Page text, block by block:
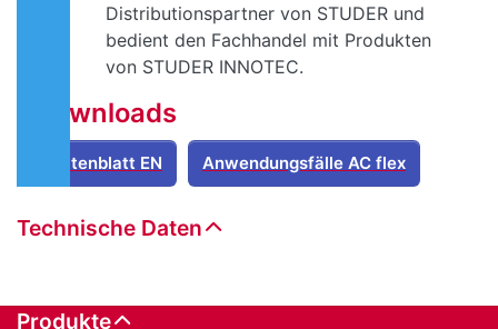
Distributionspartner von STUDER und
bedient den Fachhandel mit Produkten
von STUDER INNOTEC.
Downloads
Datenblatt EN Anwendungsfälle AC flex
Technische Daten
Produkte